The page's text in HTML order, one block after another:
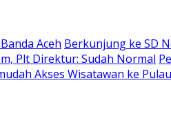
Aceh Berkunjung ke SD
Plt Direktur: Sudah Normal
Akses Wisatawan ke